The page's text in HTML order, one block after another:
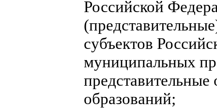
Российской
субъектов
муниципальных
образований;